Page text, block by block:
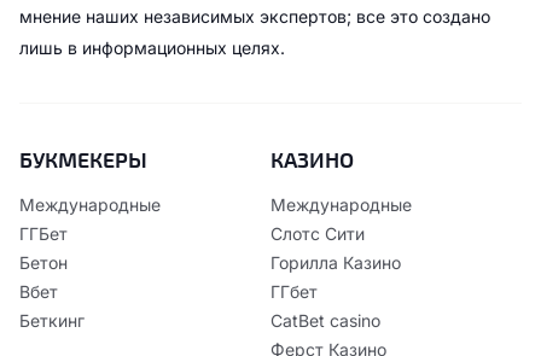
мнение наших независимых экспертов; все это создано
лишь в информационных целях.
БУКМЕКЕРЫ
Международные
ГГБет
Бетон
Вбет
Беткинг
КАЗИНО
Международные
Слотс Сити
Горилла Казино
ГГбет
CatBet casino
Ферст Казино